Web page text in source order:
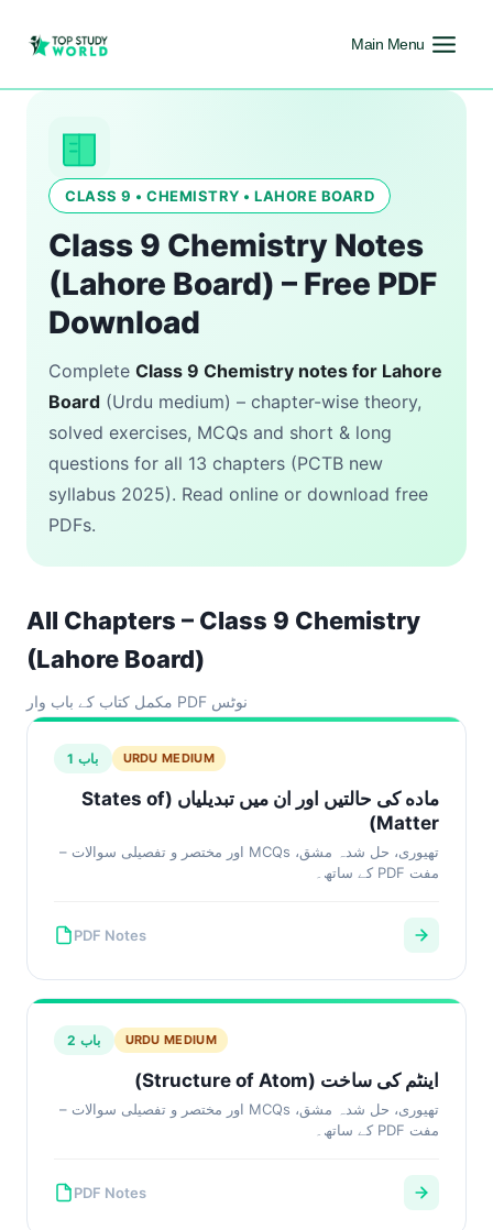
Main Menu
CLASS 9 • CHEMISTRY • LAHORE BOARD
Class 9 Chemistry Notes
(Lahore Board) – Free PDF
Download
Complete Class 9 Chemistry notes for Lahore
Board (Urdu medium) – chapter-wise theory,
solved exercises, MCQs and short & long
questions for all 13 chapters (PCTB new
syllabus 2025). Read online or download free
PDFs.
All Chapters – Class 9 Chemistry
(Lahore Board)
مکمل کتاب کے باب وار PDF نوٹس
باب 1 URDU MEDIUM
ماده کی حالتیں اور ان میں تبدیلیاں (States of
Matter)
تھیوری، حل شدہ مشق، MCQs اور مختصر و تفصیلی سوالات –
مفت PDF کے ساتھ۔
PDF Notes
باب 2 URDU MEDIUM
اینٹم کی ساخت (Structure of Atom)
تھیوری، حل شدہ مشق، MCQs اور مختصر و تفصیلی سوالات –
مفت PDF کے ساتھ۔
PDF Notes